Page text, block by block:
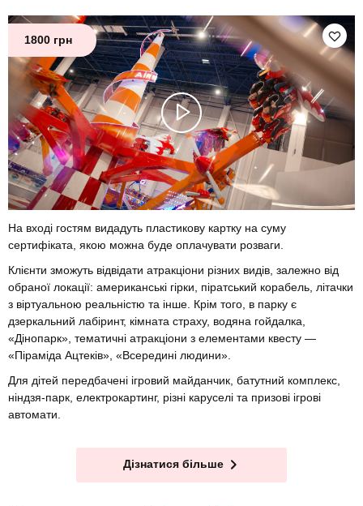
1800 грн
На вході гостям видадуть пластикову картку на суму
сертифіката, якою можна буде оплачувати розваги.
Клієнти зможуть відвідати атракціони різних видів, залежно від
обраної локації: американські гірки, піратський корабель, літачки
з віртуальною реальністю та інше. Крім того, в парку є
дзеркальний лабіринт, кімната страху, водяна гойдалка,
«Дінопарк», тематичні атракціони з елементами квесту —
«Піраміда Ацтеків», «Всередині людини».
Для дітей передбачені ігровий майданчик, батутний комплекс,
ніндзя-парк, електрокартинг, різні каруселі та призові ігрові
автомати.
Дізнатися більше